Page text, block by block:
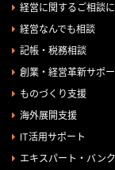
経営に関するご相談
経営なんでも相談
記帳・税務相談
創業・経営革新サポ
ものづくり支援
海外展開支援
IT活用サポート
エキスパート・バン